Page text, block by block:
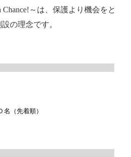
Chance! ～は、保護より機会をと
の理念です。
名（先着順）